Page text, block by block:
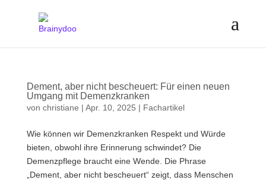
Dement, aber nicht bescheuert: Für einen neuen
Umgang mit Demenzkranken
von christiane | Apr. 10, 2025 | Fachartikel
Wie können wir Demenzkranken Respekt und Würde
bieten, obwohl ihre Erinnerung schwindet? Die
Demenzpflege braucht eine Wende. Die Phrase
„Dement, aber nicht bescheuert“ zeigt, dass Menschen